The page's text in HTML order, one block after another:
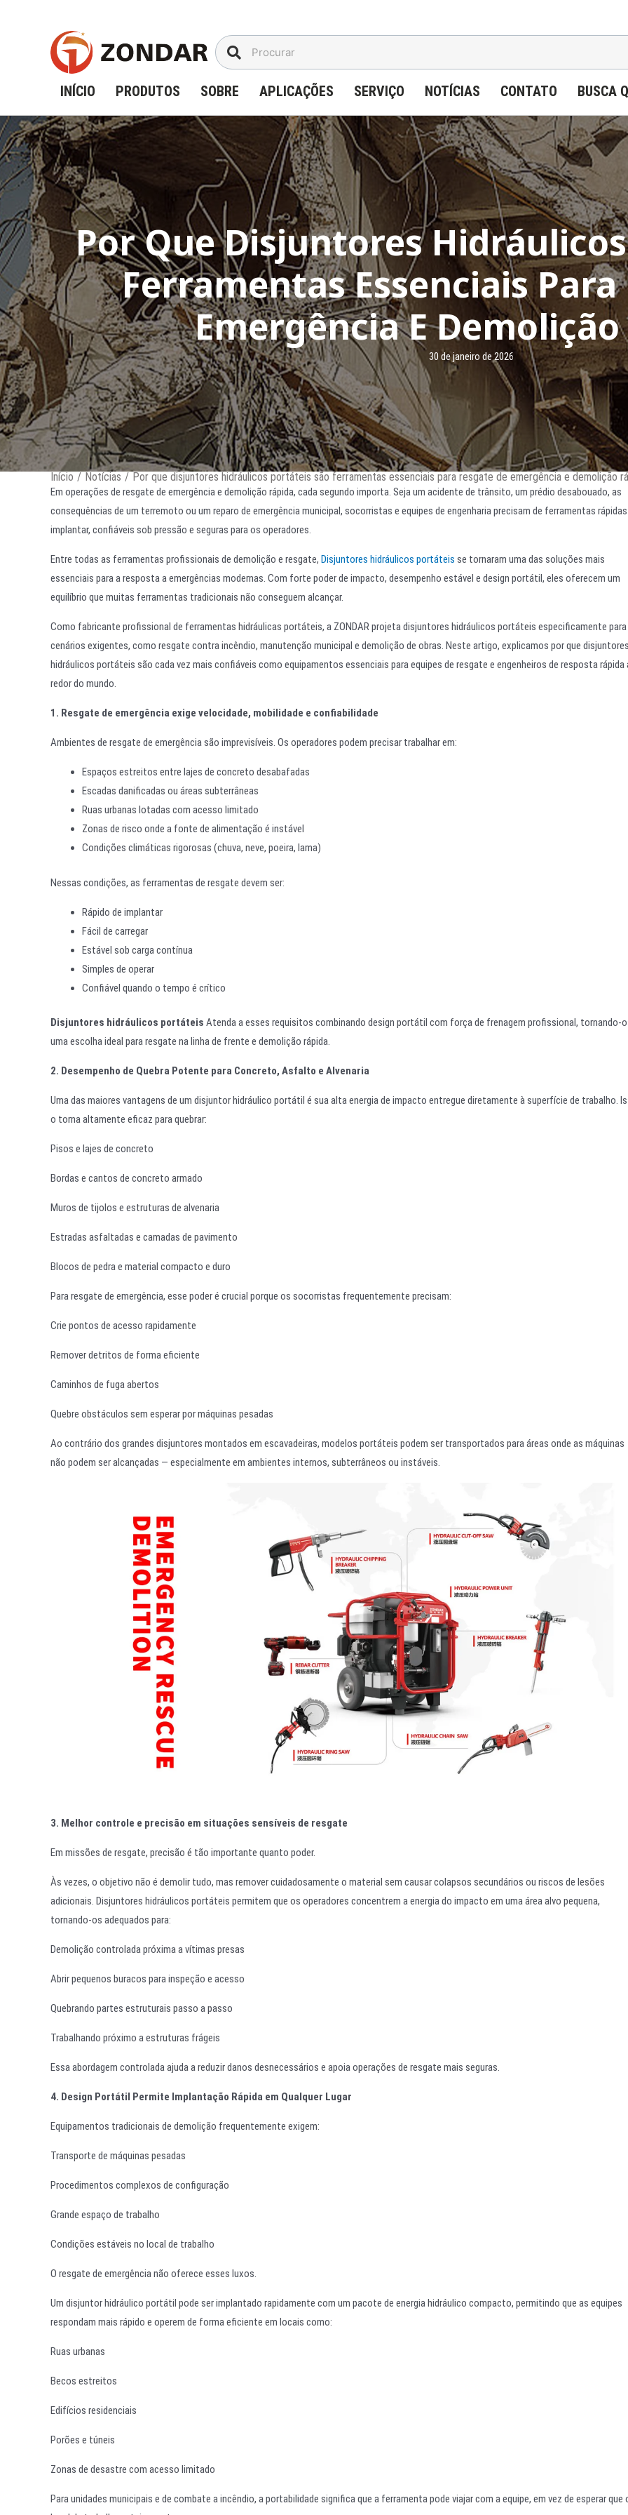
INÍCIO PRODUTOS SOBRE APLICAÇÕES SERVIÇO NOTÍCIAS CONTATO BUSCA
Por Que Disjuntores
Ferramentas Essenciais Para
Emergência E
30 de janeiro de 2026
Início / Notícias / Por que disjuntores hidráulicos portáteis são ferramentas essenciais para resgate de emergência e demolição
Em operações de resgate de emergência e demolição rápida, cada segundo importa. Seja um acidente de trânsito, um prédio desabouado, as
consequências de um terremoto ou um reparo de emergência municipal, socorristas e equipes de engenharia precisam de ferramentas
implantar, confiáveis sob pressão e seguras para os operadores.
Entre todas as ferramentas profissionais de demolição e resgate, Disjuntores hidráulicos portáteis se tornaram uma das soluções mais
essenciais para a resposta a emergências modernas. Com forte poder de impacto, desempenho estável e design portátil, eles oferecem um
equilíbrio que muitas ferramentas tradicionais não conseguem alcançar.
Como fabricante profissional de ferramentas hidráulicas portáteis, a ZONDAR projeta disjuntores hidráulicos portáteis especificamente para
cenários exigentes, como resgate contra incêndio, manutenção municipal e demolição de obras. Neste artigo, explicamos por que disjuntores
hidráulicos portáteis são cada vez mais confiáveis como equipamentos essenciais para equipes de resgate e engenheiros de resposta rápida
redor do mundo.
1. Resgate de emergência exige velocidade, mobilidade e confiabilidade
Ambientes de resgate de emergência são imprevisíveis. Os operadores podem precisar trabalhar em:
Espaços estreitos entre lajes de concreto desabafadas
Escadas danificadas ou áreas subterrâneas
Ruas urbanas lotadas com acesso limitado
Zonas de risco onde a fonte de alimentação é instável
Condições climáticas rigorosas (chuva, neve, poeira, lama)
Nessas condições, as ferramentas de resgate devem ser:
Rápido de implantar
Fácil de carregar
Estável sob carga contínua
Simples de operar
Confiável quando o tempo é crítico
Disjuntores hidráulicos portáteis Atenda a esses requisitos combinando design portátil com força de frenagem profissional, tornando-
uma escolha ideal para resgate na linha de frente e demolição rápida.
2. Desempenho de Quebra Potente para Concreto, Asfalto e Alvenaria
Uma das maiores vantagens de um disjuntor hidráulico portátil é sua alta energia de impacto entregue diretamente à superfície de trabalho.
o torna altamente eficaz para quebrar:
Pisos e lajes de concreto
Bordas e cantos de concreto armado
Muros de tijolos e estruturas de alvenaria
Estradas asfaltadas e camadas de pavimento
Blocos de pedra e material compacto e duro
Para resgate de emergência, esse poder é crucial porque os socorristas frequentemente precisam:
Crie pontos de acesso rapidamente
Remover detritos de forma eficiente
Caminhos de fuga abertos
Quebre obstáculos sem esperar por máquinas pesadas
Ao contrário dos grandes disjuntores montados em escavadeiras, modelos portáteis podem ser transportados para áreas onde as máquinas
não podem ser alcançadas — especialmente em ambientes internos, subterrâneos ou instáveis.
3. Melhor controle e precisão em situações sensíveis de resgate
Em missões de resgate, precisão é tão importante quanto poder.
Às vezes, o objetivo não é demolir tudo, mas remover cuidadosamente o material sem causar colapsos secundários ou riscos de lesões
adicionais. Disjuntores hidráulicos portáteis permitem que os operadores concentrem a energia do impacto em uma área alvo pequena,
tornando-os adequados para:
Demolição controlada próxima a vítimas presas
Abrir pequenos buracos para inspeção e acesso
Quebrando partes estruturais passo a passo
Trabalhando próximo a estruturas frágeis
Essa abordagem controlada ajuda a reduzir danos desnecessários e apoia operações de resgate mais seguras.
4. Design Portátil Permite Implantação Rápida em Qualquer Lugar
Equipamentos tradicionais de demolição frequentemente exigem:
Transporte de máquinas pesadas
Procedimentos complexos de configuração
Grande espaço de trabalho
Condições estáveis no local de trabalho
O resgate de emergência não oferece esses luxos.
Um disjuntor hidráulico portátil pode ser implantado rapidamente com um pacote de energia hidráulico compacto, permitindo que as equipes
respondam mais rápido e operem de forma eficiente em locais como:
Ruas urbanas
Becos estreitos
Edifícios residenciais
Porões e túneis
Zonas de desastre com acesso limitado
Para unidades municipais e de combate a incêndio, a portabilidade significa que a ferramenta pode viajar com a equipe, em vez de esperar que